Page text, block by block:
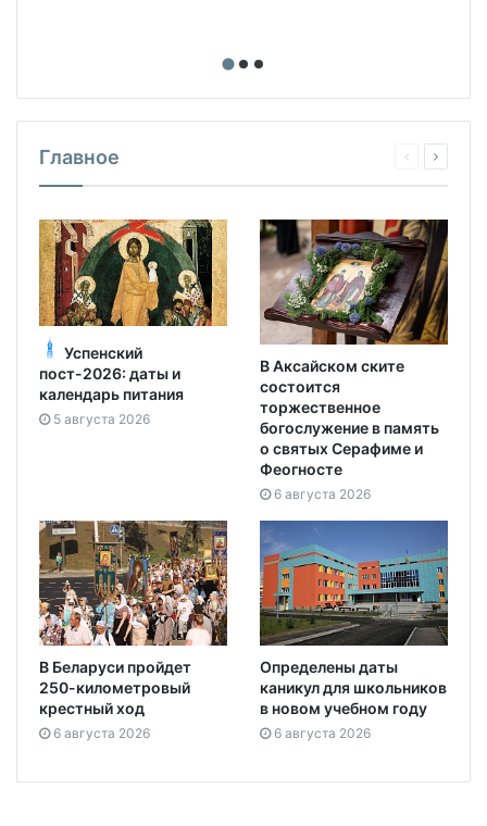
Главное
Успенский
пост-2026: даты и
календарь питания
5 августа 2026
В Аксайском ските
состоится
торжественное
богослужение в память
о святых Серафиме и
Феогносте
6 августа 2026
В Беларуси пройдет
250-километровый
крестный ход
6 августа 2026
Определены даты
каникул для школьников
в новом учебном году
6 августа 2026